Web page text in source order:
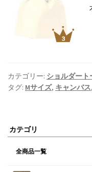
カテゴリー: ショルダート
タグ: Mサイズ, キャンバス,
カテゴリ
全商品一覧